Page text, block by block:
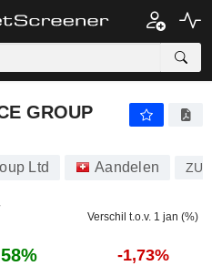
GROUP
Ltd Aandelen
Verschil t.o.v. 1 jan (%)
-1,73%